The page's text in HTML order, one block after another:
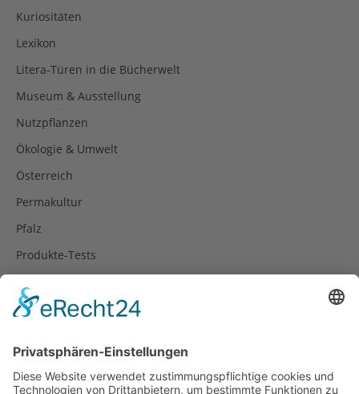
Kuriositäten
Lexikon
Litera-Türen in die Bücherwelt
Museum & Ausstellung
Nutzpflanzen
Ökologie & Umwelt
Österreich
Permakultur
Pfalz
Produkte-Tests
Rezepte
Spanien
Südtirol